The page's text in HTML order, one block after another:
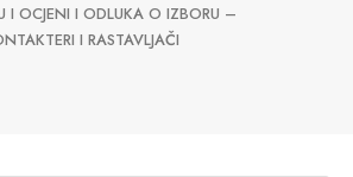
I OCJENI I ODLUKA O IZBORU –
I RASTAVLJAČI